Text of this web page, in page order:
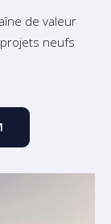
de valeur
neufs